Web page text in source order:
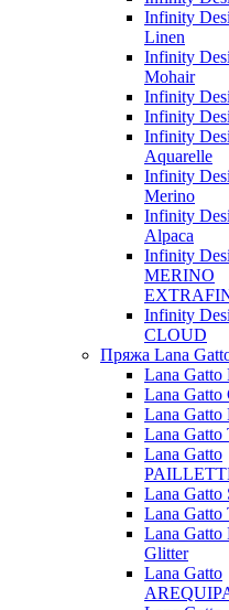
Infinity
Linen
Infinity
Mohair
Infinity
Infinity
Infinity
Aquarelle
Infinity
Merino
Infinity
Alpaca
Infinity
MERINO
Infinity
CLOUD
Пряжа Lana
Lana Gatto
Lana Gatto
Lana Gatto
Lana Gatto
Lana Gatto
Lana Gatto
Lana
Lana Gatto
Glitter
Lana Gatto